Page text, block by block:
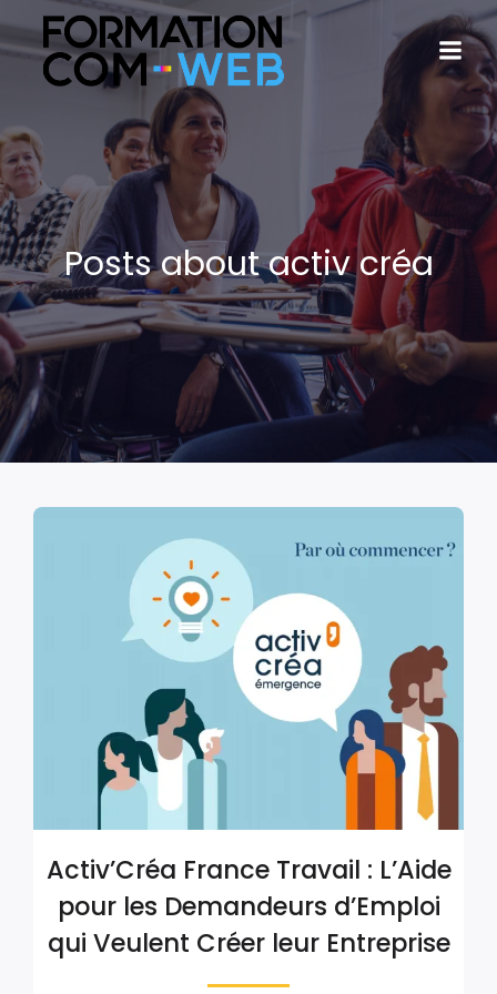
Posts about activ créa
Activ’Créa France Travail : L’Aide
pour les Demandeurs d’Emploi
qui Veulent Créer leur Entreprise